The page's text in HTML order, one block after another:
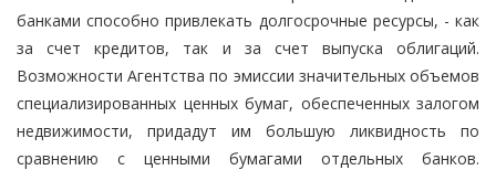
банками способно привлекать долгосрочные ресурсы, - как
за счет кредитов, так и за счет выпуска облигаций.
Возможности Агентства по эмиссии значительных объемов
специализированных ценных бумаг, обеспеченных залогом
недвижимости, придадут им большую ликвидность по
сравнению с ценными бумагами отдельных банков.